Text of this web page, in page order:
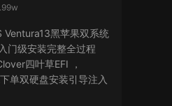
2026 for Mac v27.8.0
Ventura13黑苹果双系统
门级安装完整全过程
四叶草EFI ，
单双硬盘安装引导注入